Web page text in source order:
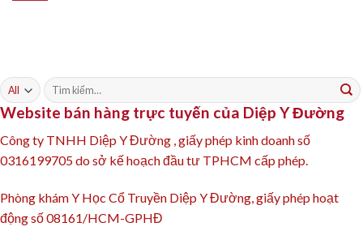
Tìm
kiếm:
Website bán hàng trực tuyến của Diệp Y Đường
Công ty TNHH Diệp Y Đường , giấy phép kinh doanh số
0316199705 do sở kế hoạch đầu tư TPHCM cấp phép.
Phòng khám Y Học Cổ Truyền Diệp Y Đường, giấy phép hoạt
động số 08161/HCM-GPHĐ